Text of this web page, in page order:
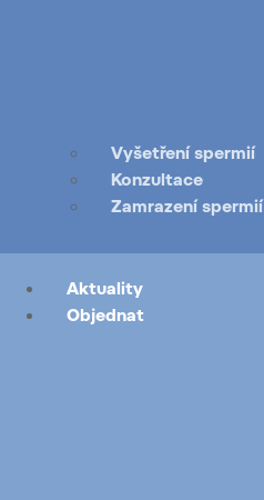
Vyšetření spermií
Konzultace
Zamrazení spermií
Aktuality
Objednat